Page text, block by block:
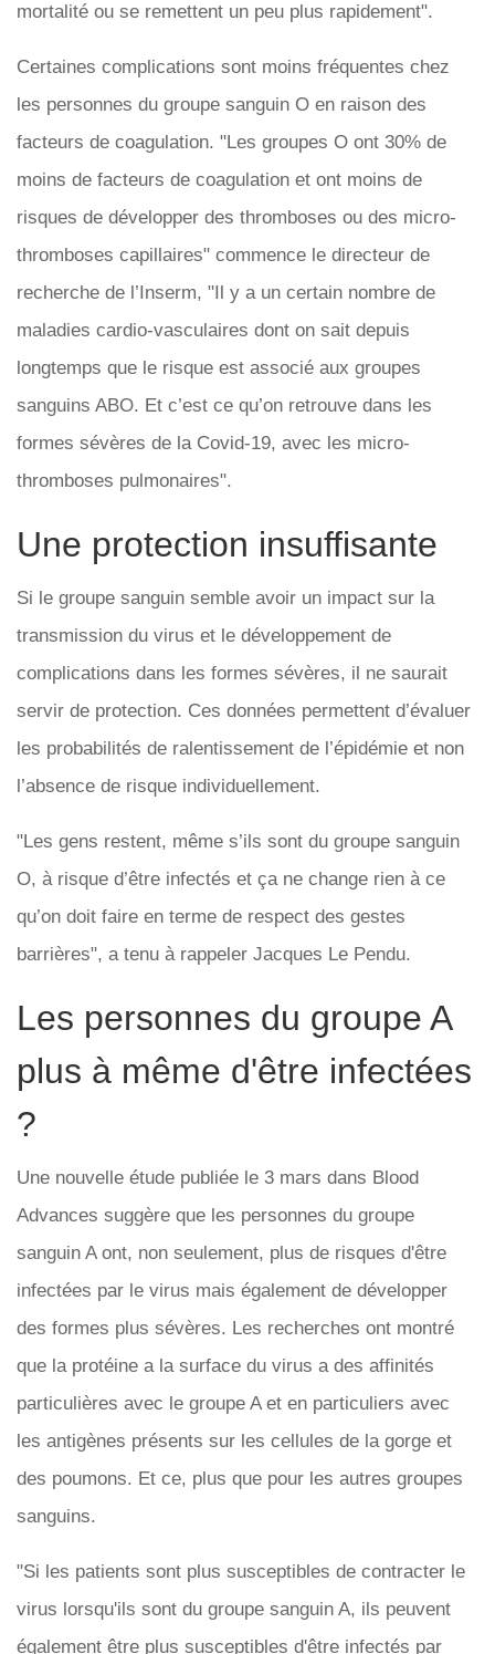
mortalité ou se remettent un peu plus rapidement".
Certaines complications sont moins fréquentes chez
les personnes du groupe sanguin O en raison des
facteurs de coagulation. "Les groupes O ont 30% de
moins de facteurs de coagulation et ont moins de
risques de développer des thromboses ou des micro-
thromboses capillaires" commence le directeur de
recherche de l’Inserm, "Il y a un certain nombre de
maladies cardio-vasculaires dont on sait depuis
longtemps que le risque est associé aux groupes
sanguins ABO. Et c’est ce qu’on retrouve dans les
formes sévères de la Covid-19, avec les micro-
thromboses pulmonaires".
Une protection insuffisante
Si le groupe sanguin semble avoir un impact sur la
transmission du virus et le développement de
complications dans les formes sévères, il ne saurait
servir de protection. Ces données permettent d’évaluer
les probabilités de ralentissement de l’épidémie et non
l’absence de risque individuellement.
"Les gens restent, même s’ils sont du groupe sanguin
O, à risque d’être infectés et ça ne change rien à ce
qu’on doit faire en terme de respect des gestes
barrières", a tenu à rappeler Jacques Le Pendu.
Les personnes du groupe A
plus à même d'être infectées
?
Une nouvelle étude publiée le 3 mars dans Blood
Advances suggère que les personnes du groupe
sanguin A ont, non seulement, plus de risques d'être
infectées par le virus mais également de développer
des formes plus sévères. Les recherches ont montré
que la protéine a la surface du virus a des affinités
particulières avec le groupe A et en particuliers avec
les antigènes présents sur les cellules de la gorge et
des poumons. Et ce, plus que pour les autres groupes
sanguins.
"Si les patients sont plus susceptibles de contracter le
virus lorsqu'ils sont du groupe sanguin A, ils peuvent
également être plus susceptibles d'être infectés par